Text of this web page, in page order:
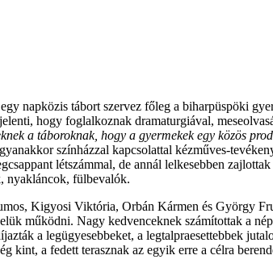
napközis tábort szervez főleg a biharpüspöki
hogy foglalkoznak dramaturgiával,
a táboroknak, hogy a gyermekek egy közös
színházzal kapcsolattal kézműves-
létszámmal, de annál lelkesebben
nyakláncok, fülbevalók.
Kigyosi Viktória, Orbán Kármen és György
működni. Nagy kedvenceknek számítottak a
a legügyesebbeket, a legtalpraesettebbek
a fedett terasznak az egyik erre a célra